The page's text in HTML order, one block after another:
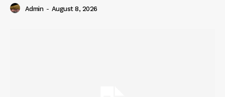
Admin - August 8, 2026